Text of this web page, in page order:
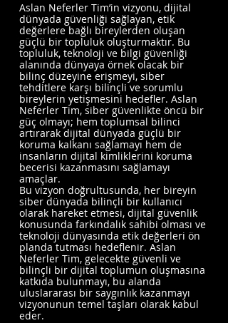
Aslan Neferler Tim’in vizyonu, dijital
dünyada güvenliği sağlayan, etik
değerlere bağlı bireylerden oluşan
güçlü bir topluluk oluşturmaktır. Bu
topluluk, teknoloji ve bilgi güvenliği
alanında dünyaya örnek olacak bir
bilinç düzeyine erişmeyi, siber
tehditlere karşı bilinçli ve sorumlu
bireylerin yetişmesini hedefler. Aslan
Neferler Tim, siber güvenlikte öncü bir
güç olmayı; hem toplumsal bilinci
artırarak dijital dünyada güçlü bir
koruma kalkanı sağlamayı hem de
insanların dijital kimliklerini koruma
becerisi kazanmasını sağlamayı
amaçlar.
Bu vizyon doğrultusunda, her bireyin
siber dünyada bilinçli bir kullanıcı
olarak hareket etmesi, dijital güvenlik
konusunda farkındalık sahibi olması ve
teknoloji dünyasında etik değerleri ön
planda tutması hedeflenir. Aslan
Neferler Tim, gelecekte güvenli ve
bilinçli bir dijital toplumun oluşmasına
katkıda bulunmayı, bu alanda
uluslararası bir saygınlık kazanmayı
vizyonunun temel taşları olarak kabul
eder.